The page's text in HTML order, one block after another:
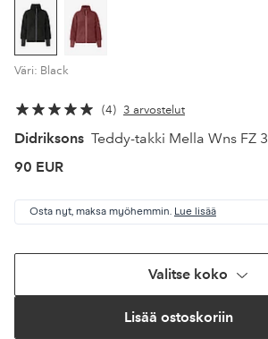
Väri: Black
4 3 arvostelut
Didriksons Teddy-takki Mella Wns FZ 3
90 EUR
Osta nyt, maksa myöhemmin. Lue lisää
Valitse koko
Lisää ostoskoriin